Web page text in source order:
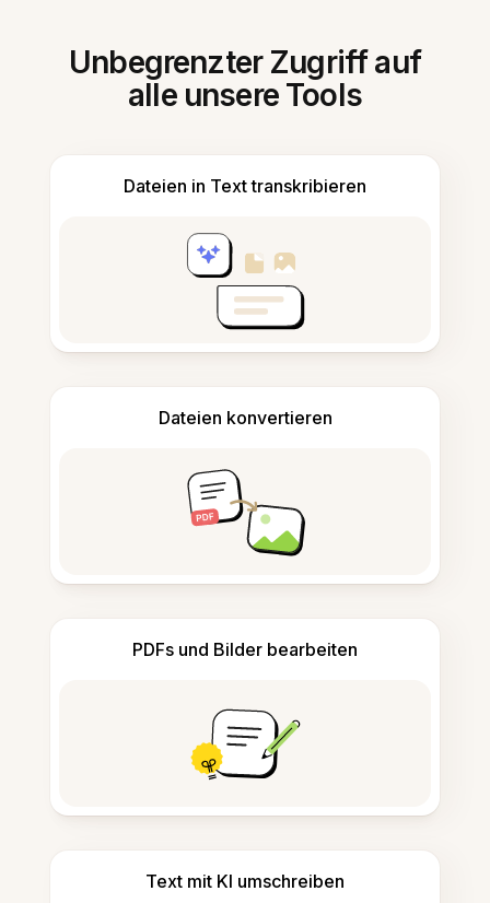
Unbegrenzter Zugriff auf
alle unsere Tools
Dateien in Text transkribieren
Dateien konvertieren
PDFs und Bilder bearbeiten
Text mit KI umschreiben